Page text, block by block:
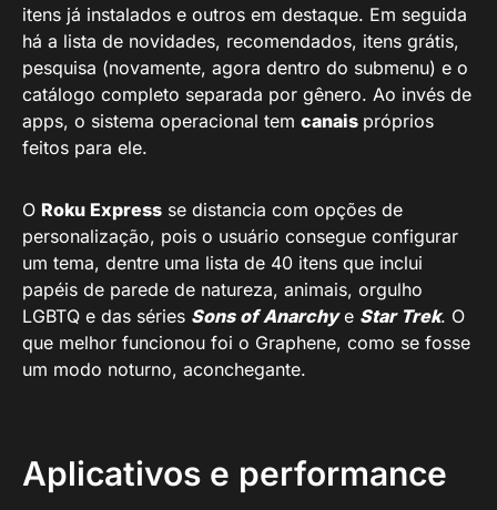
itens já instalados e outros em destaque. Em seguida
há a lista de novidades, recomendados, itens grátis,
pesquisa (novamente, agora dentro do submenu) e o
catálogo completo separada por gênero. Ao invés de
apps, o sistema operacional tem canais próprios
feitos para ele.
O Roku Express se distancia com opções de
personalização, pois o usuário consegue configurar
um tema, dentre uma lista de 40 itens que inclui
papéis de parede de natureza, animais, orgulho
LGBTQ e das séries Sons of Anarchye Star Trek. O
que melhor funcionou foi o Graphene, como se fosse
um modo noturno, aconchegante.
Aplicativos e performance